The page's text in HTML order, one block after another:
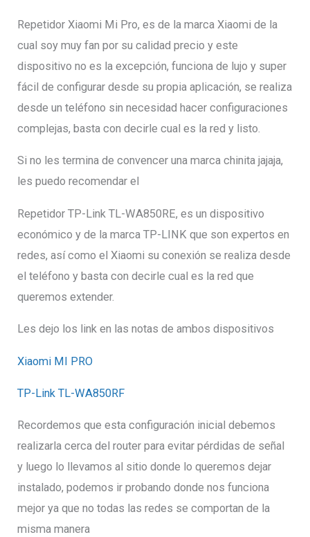
Repetidor Xiaomi Mi Pro, es de la marca Xiaomi de la
cual soy muy fan por su calidad precio y este
dispositivo no es la excepción, funciona de lujo y super
fácil de configurar desde su propia aplicación, se realiza
desde un teléfono sin necesidad hacer configuraciones
complejas, basta con decirle cual es la red y listo.
Si no les termina de convencer una marca chinita jajaja,
les puedo recomendar el
Repetidor TP-Link TL-WA850RE, es un dispositivo
económico y de la marca TP-LINK que son expertos en
redes, así como el Xiaomi su conexión se realiza desde
el teléfono y basta con decirle cual es la red que
queremos extender.
Les dejo los link en las notas de ambos dispositivos
Xiaomi MI PRO
TP-Link TL-WA850RF
Recordemos que esta configuración inicial debemos
realizarla cerca del router para evitar pérdidas de señal
y luego lo llevamos al sitio donde lo queremos dejar
instalado, podemos ir probando donde nos funciona
mejor ya que no todas las redes se comportan de la
misma manera